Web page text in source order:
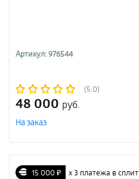
Артикул: 976544
(5.0)
48 000 руб.
На заказ
15 000 ₽ х 3 платежа в сплит